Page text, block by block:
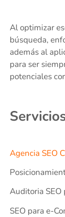
Al optimizar
búsqueda,
además al
para ser
potenciales
Agencia SEO
Auditoria SEO
SEO para e-